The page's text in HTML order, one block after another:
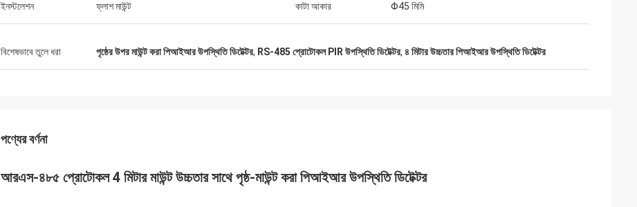
ইনস্টলেশন ফ্লাশ মাউন্ট কাটা আকার Φ45 মিমি
বিশেষভাবে তুলে ধরা পৃষ্ঠের উপর মাউন্ট করা পিআইআর উপস্থিতি ডিটেক্টর, RS-485 প্রোটোকল PIR উপস্থিতি ডিটেক্টর, ৪ মিটার উচ্চতার পিআইআর উপস্থিতি ডিটেক্টর
পণ্যের বর্ণনা
আরএস-৪৮৫ প্রোটোকল 4 মিটার মাউন্ট উচ্চতার সাথে পৃষ্ঠ-মাউন্ট করা পিআইআর উপস্থিতি ডিটেক্টর